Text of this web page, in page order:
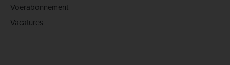
Voerabonnement
Vacatures